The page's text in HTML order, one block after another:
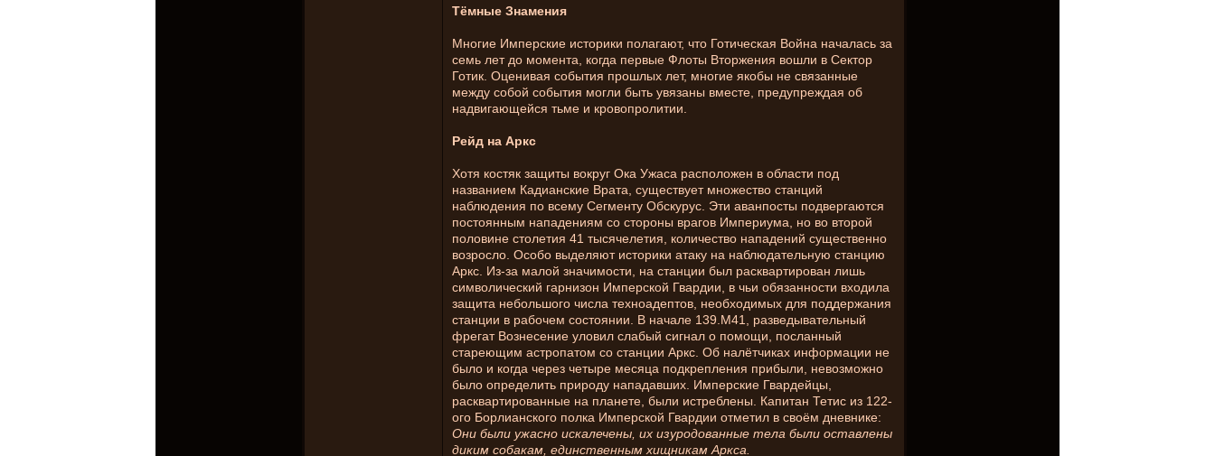
Тёмные Знамения
Многие Имперские историки полагают, что Готическая Война началась за
семь лет до момента, когда первые Флоты Вторжения вошли в Сектор
Готик. Оценивая события прошлых лет, многие якобы не связанные
между собой события могли быть увязаны вместе, предупреждая об
надвигающейся тьме и кровопролитии.
Рейд на Аркс
Хотя костяк защиты вокруг Ока Ужаса расположен в области под
названием Кадианские Врата, существует множество станций
наблюдения по всему Сегменту Обскурус. Эти аванпосты подвергаются
постоянным нападениям со стороны врагов Империума, но во второй
половине столетия 41 тысячелетия, количество нападений существенно
возросло. Особо выделяют историки атаку на наблюдательную станцию
Аркс. Из-за малой значимости, на станции был расквартирован лишь
символический гарнизон Имперской Гвардии, в чьи обязанности входила
защита небольшого числа техноадептов, необходимых для поддержания
станции в рабочем состоянии. В начале 139.М41, разведывательный
фрегат Вознесение уловил слабый сигнал о помощи, посланный
стареющим астропатом со станции Аркс. Об налётчиках информации не
было и когда через четыре месяца подкрепления прибыли, невозможно
было определить природу нападавших. Имперские Гвардейцы,
расквартированные на планете, были истреблены. Капитан Тетис из 122-
ого Борлианского полка Имперской Гвардии отметил в своём дневнике:
Они были ужасно искалечены, их изуродованные тела были оставлены
диким собакам, единственным хищникам Аркса.